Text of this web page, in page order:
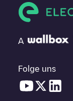
A
Folge uns